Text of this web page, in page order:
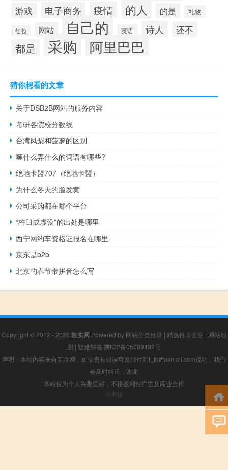
游戏 电子商务 疫情 的人 的是 礼物
红包 网站 自己的 英语 诗人 还不
都是 采购 阿里巴巴
猜你想看的文章
关于DSB2B网站的服务内容
考研各院校分数线
台湾凤梨和菠萝的区别
咂什么弄什么的词语有哪些?
绝地卡盟707（绝地卡盟）
为什么冬天的脸发黄
公司采购都在哪个平台
“杵臼成虚设”的出处是哪里
西宁网约车资格证报名在哪里
京东是b2b
北京的春节带拼音怎么写
Copyright © 2012 - 2026 敦实网 Powered by 网站分类目录 | 精选推荐文章 | 网站地
图 | 疑难解答 陕ICP备05009492号
声明：本站内容来自互联网，如信息有错误可发邮件到f_fb#foxmail.com说明，我们
会及时纠正，谢谢
本站仅为个人兴趣爱好，不接盈利性广告及商业合作
小男孩